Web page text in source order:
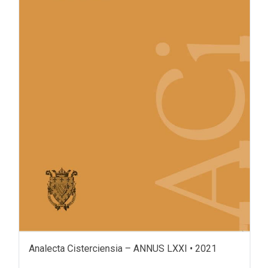
Analecta Cisterciensia – ANNUS LXXI • 2021